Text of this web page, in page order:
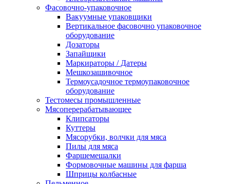
Фасовочно-упаковочное
Вакуумные упаковщики
Вертикальное фасовочно упаковочное
оборудование
Дозаторы
Запайщики
Маркираторы / Датеры
Мешкозашивочное
Термоусадочное термоупаковочное
оборудование
Тестомесы промышленные
Мясоперерабатывающее
Клипсаторы
Куттеры
Мясорубки, волчки для мяса
Пилы для мяса
Фаршемешалки
Формовочные машины для фарша
Шприцы колбасные